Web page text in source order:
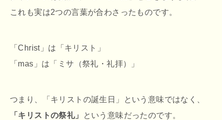
これも実は2つの言葉が合わさったものです。
「Christ」は「キリスト」
「mas」は「ミサ（祭礼・礼拝）」
つまり、「キリストの誕生日」という意味ではなく、
「キリストの祭礼」
という意味だったのです。